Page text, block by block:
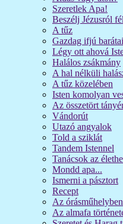
Szeretlek Apa!
Beszélj Jézusról
A tűz
Gazdag ifjú barátai
Légy ott ahová
Halálos zsákmány
A hal nélküli
A tűz közelében
Isten komolyan
Az összetört
Vándorút
Utazó angyalok
Told a sziklát
Tandem Istennel
Tanácsok az
Mondd apa...
Ismerni a pásztort
Recept
Az órásműhelyben
Az almafa